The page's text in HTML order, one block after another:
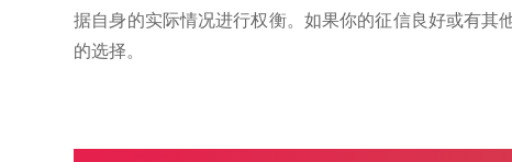
据自身的实际情况进行权衡。如果你的征信良好或有
的选择。